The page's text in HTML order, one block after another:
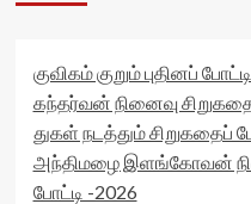
குவிகம் குறும் புதினப்
கந்தர்வன் நினைவு
துகள் நடத்தும் சிறுகதைப்
அந்திமழை இளங்கோவன்
போட்டி -2026